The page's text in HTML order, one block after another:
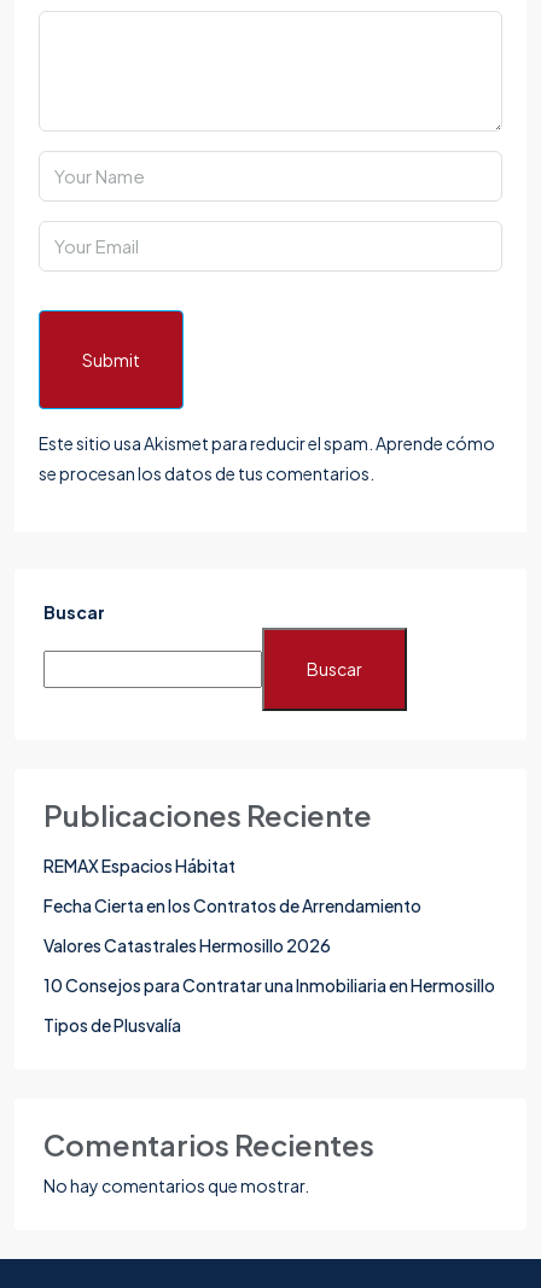
Submit
Este sitio usa Akismet para reducir el spam. Aprende cómo
se procesan los datos de tus comentarios.
Buscar
Buscar
Publicaciones Reciente
REMAX Espacios Hábitat
Fecha Cierta en los Contratos de Arrendamiento
Valores Catastrales Hermosillo 2026
10 Consejos para Contratar una Inmobiliaria en Hermosillo
Tipos de Plusvalía
Comentarios Recientes
No hay comentarios que mostrar.